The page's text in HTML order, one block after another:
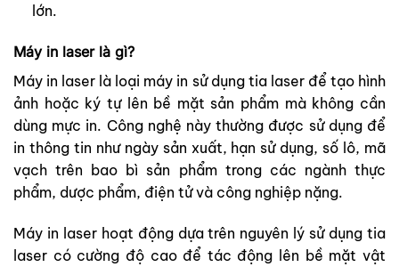
lớn.
Máy in laser là gì?
Máy in laser là loại máy in sử dụng tia laser để tạo hình
ảnh hoặc ký tự lên bề mặt sản phẩm mà không cần
dùng mực in. Công nghệ này thường được sử dụng để
in thông tin như ngày sản xuất, hạn sử dụng, số lô, mã
vạch trên bao bì sản phẩm trong các ngành thực
phẩm, dược phẩm, điện tử và công nghiệp nặng.
Máy in laser hoạt động dựa trên nguyên lý sử dụng tia
laser có cường độ cao để tác động lên bề mặt vật